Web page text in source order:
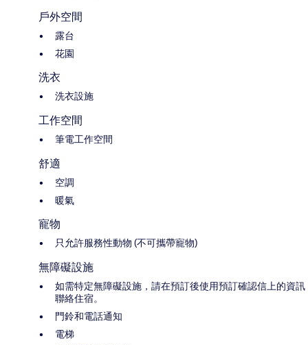
戶外空間
露台
花園
洗衣
洗衣設施
工作空間
筆電工作空間
舒適
空調
暖氣
寵物
只允許服務性動物 (不可攜帶寵物)
無障礙設施
如需特定無障礙設施，請在預訂後使用預訂確認信上的資訊
聯絡住宿。
門鈴和電話通知
電梯